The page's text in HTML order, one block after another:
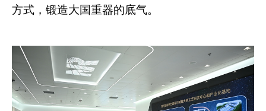
方式，锻造大国重器的底气。